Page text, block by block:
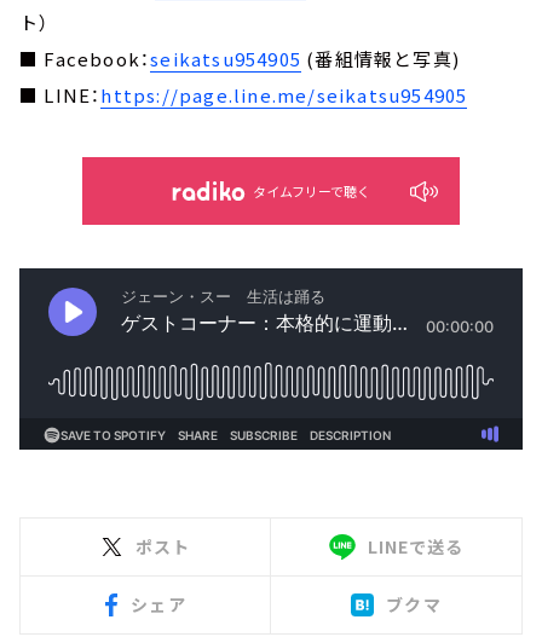
ト）
■ Facebook：seikatsu954905 (番組情報と写真)
■ LINE：https://page.line.me/seikatsu954905
タイムフリーで聴く
ポスト LINEで送る
シェア ブクマ